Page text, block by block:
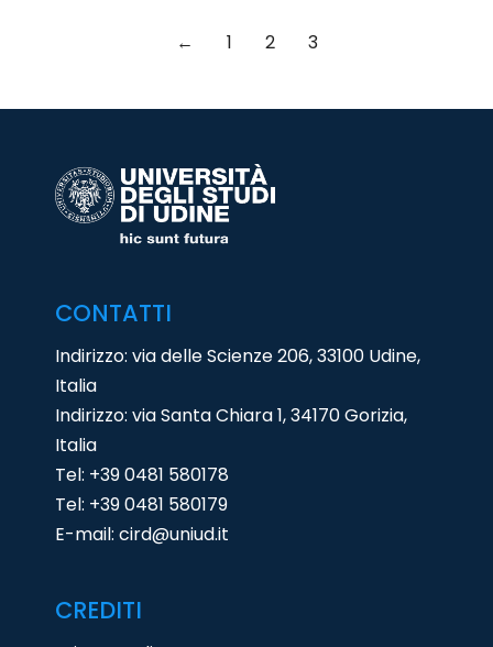
← 1 2 3
CONTATTI
Indirizzo: via delle Scienze 206, 33100 Udine,
Italia
Indirizzo: via Santa Chiara 1, 34170 Gorizia,
Italia
Tel: +39 0481 580178
Tel: +39 0481 580179
E-mail: cird@uniud.it
CREDITI